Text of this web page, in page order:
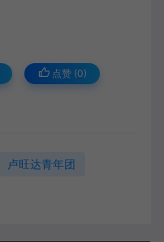
点赞 (0)
卢旺达青年团